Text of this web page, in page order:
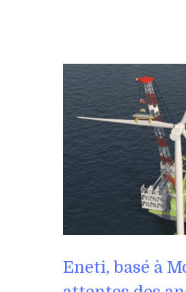
Eneti, basé à